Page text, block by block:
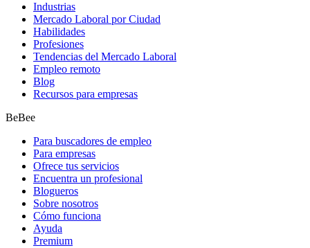
Industrias
Mercado Laboral por Ciudad
Habilidades
Profesiones
Tendencias del Mercado Laboral
Empleo remoto
Blog
Recursos para empresas
BeBee
Para buscadores de empleo
Para empresas
Ofrece tus servicios
Encuentra un profesional
Blogueros
Sobre nosotros
Cómo funciona
Ayuda
Premium